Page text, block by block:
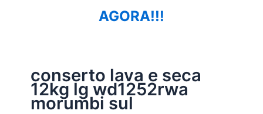
AGORA!!!
conserto lava e seca
12kg lg wd1252rwa
morumbi sul